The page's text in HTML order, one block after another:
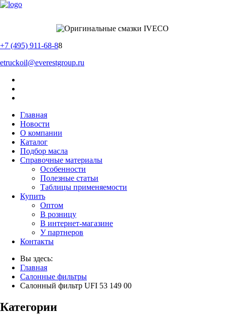
+7 (495) 911-68-88
etruckoil@everestgroup.ru
Главная
Новости
О компании
Каталог
Подбор масла
Справочные материалы
Особенности
Полезные статьи
Таблицы применяемости
Купить
Оптом
В розницу
В интернет-магазине
У партнеров
Контакты
Вы здесь:
Главная
Салонные фильтры
Салонный фильтр UFI 53 149 00
Категории